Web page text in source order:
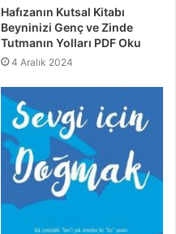
Hafızanın Kutsal Kitabı
Beyninizi Genç ve Zinde
Tutmanın Yolları PDF Oku
4 Aralık 2024